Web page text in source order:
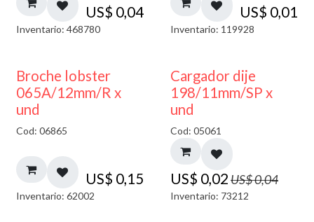
US$ 0,04
Inventario: 468780
US$ 0,01
Inventario: 119928
Broche lobster
065A/12mm/R x
und
Cod: 06865
US$ 0,15
Inventario: 62002
50% DESCUENTO
Cargador dije
198/11mm/SP x
und
Cod: 05061
US$ 0,02US$0,04
Inventario: 73212